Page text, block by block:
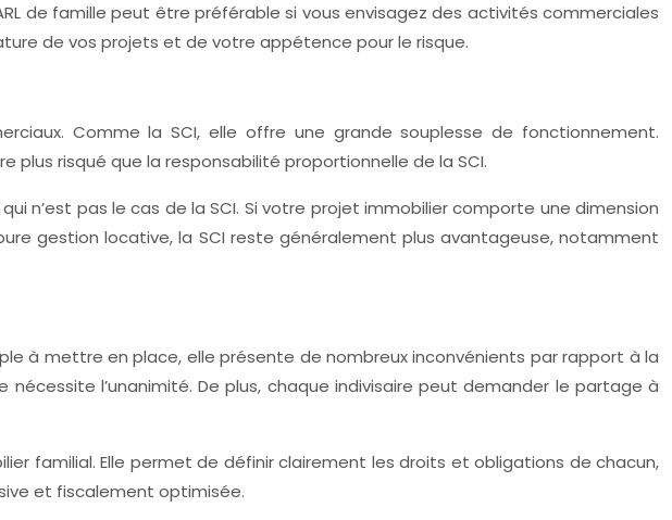
de famille peut être préférable si vous envisagez des activités commerciales
de vos projets et de votre appétence pour le risque.
Comme la SCI, elle offre une grande souplesse de fonctionnement.
plus risqué que la responsabilité proportionnelle de la SCI.
n’est pas le cas de la SCI. Si votre projet immobilier comporte une dimension
gestion locative, la SCI reste généralement plus avantageuse, notamment
à mettre en place, elle présente de nombreux inconvénients par rapport à la
l’unanimité. De plus, chaque indivisaire peut demander le partage à
familial. Elle permet de définir clairement les droits et obligations de chacun,
et fiscalement optimisée.